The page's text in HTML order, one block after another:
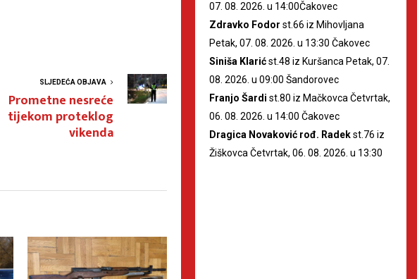
SLJEDEĆA OBJAVA
Prometne nesreće
tijekom proteklog
vikenda
07. 08. 2026. u 14:00Čakovec
Zdravko Fodor st.66 iz Mihovljana
Petak, 07. 08. 2026. u 13:30 Čakovec
Siniša Klarićst.48 iz Kuršanca Petak, 07.
08. 2026. u 09:00 Šandorovec
Franjo Šardi st.80 iz Mačkovca Četvrtak,
06. 08. 2026. u 14:00 Čakovec
Dragica Novaković rođ. Radekst.76 iz
Žiškovca Četvrtak, 06. 08. 2026. u 13:30